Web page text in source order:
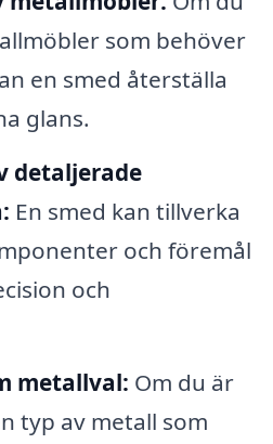
som behöver
en smed återställa
glans.
detaljerade
En smed kan tillverka
och föremål
och
metallval: Om du är
typ av metall som